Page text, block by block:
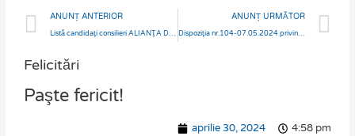
Prev
ANUNȚ ANTERIOR
Listă candidaţi consilieri ALIANŢA DREAPTA UNITĂ USR-PMP-FORŢA DREPTEI
ANUNȚ URMĂTOR
Dispoziţia nr.104-07.05.2024 privind stabilirea locurilor speciale pentru afişaj electoral
Felicitări
Paşte fericit!
aprilie 30, 2024 4:58 pm